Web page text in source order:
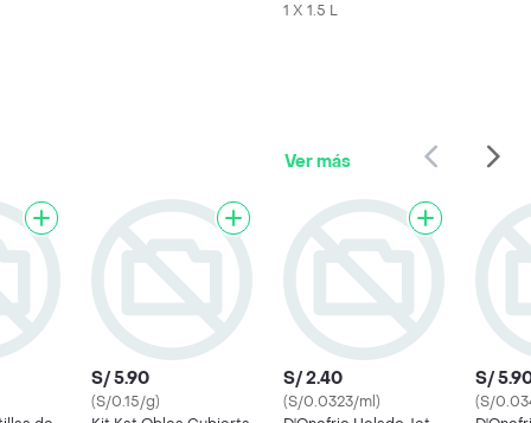
1 X 1.5 L
Ver más
S/ 5.90
(S/0.15/g)
S/ 2.40
(S/0.0323/ml)
S/
(S/